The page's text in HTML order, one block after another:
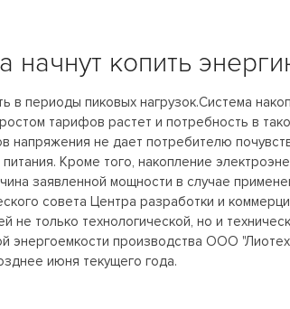
начнут копить
в периоды пиковых нагрузок.Система
тарифов растет и потребность в
напряжения не дает потребителю
Кроме того, накопление
заявленной мощности в случае
совета Центра разработки и
только технологической, но и
энергоемкости производства ООО
июня текущего года.